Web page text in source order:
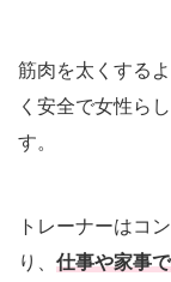
アクセス
筋肉を太くする
く安全で女性ら
す。
トレーナーはコ
り、 仕事や家事